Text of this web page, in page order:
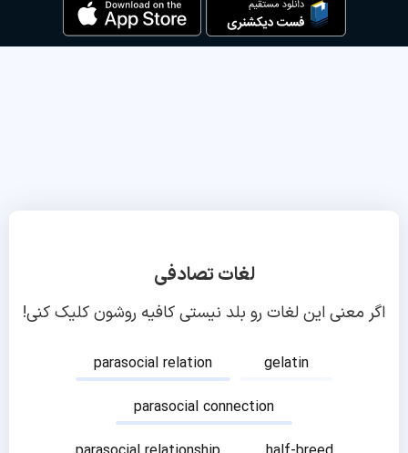
لغات تصادفی
اگر معنی این لغات رو بلد نیستی کافیه روشون کلیک کنی!
parasocial relation
gelatin
parasocial connection